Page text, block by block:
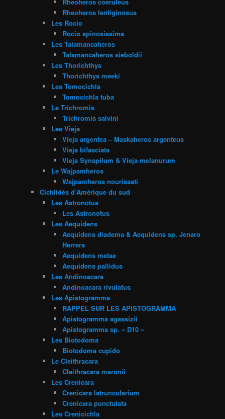
Rheoheros lentiginosus
Les Rocio
Rocio spinosissima
Les Talamancaheros
Talamancaheros sieboldii
Les Thorichthys
Thorichthys meeki
Les Tomocichla
Tomocichla tuba
Le Trichromis
Trichromis salvini
Les Vieja
Vieja argentea – Maskaheros argenteus
Vieja bifasciata
Vieja Synspilum & Vieja melanurum
Le Wajpamheros
Wajpamheros nourissati
Cichlidés d’Amérique du sud
Les Astronotus
Les Astronotus
Les Aequidens
Aequidens diadema & Aequidens sp. Jenaro
Herrera
Aequidens metae
Aequidens pallidus
Les Andinoacara
Andinoacara rivulatus
Les Apistogramma
RAPPEL SUR LES APISTOGRAMMA
Apistogramma agassizii
Apistogramma sp. « D10 »
Les Biotodoma
Biotodoma cupido
Le Cleithracara
Cleithracara maronii
Les Crenicara
Crenicara latruncularium
Crenicara punctulata
Les Crenicichla